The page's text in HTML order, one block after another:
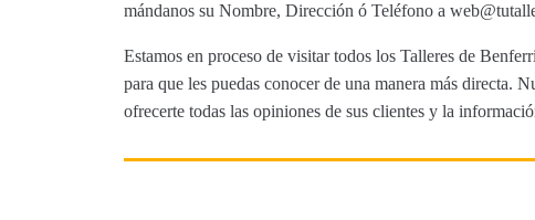
mándanos su Nombre, Dirección ó Teléfono a
Estamos en proceso de visitar todos los Talleres de
para que les puedas conocer de una manera más directa.
ofrecerte todas las opiniones de sus clientes y la